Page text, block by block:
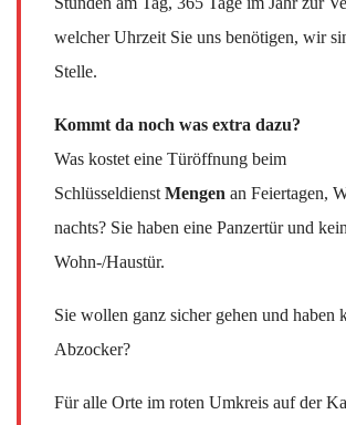
welcher Uhrzeit Sie uns benötigen, wir
Stelle.
Kommt da noch was extra dazu?
Was kostet eine Türöffnung beim
Schlüsseldienst Mengen an Feiertagen,
nachts? Sie haben eine Panzertür und
Wohn-/Haustür.
Sie wollen ganz sicher gehen und haben
Abzocker?
Für alle Orte im roten Umkreis auf der